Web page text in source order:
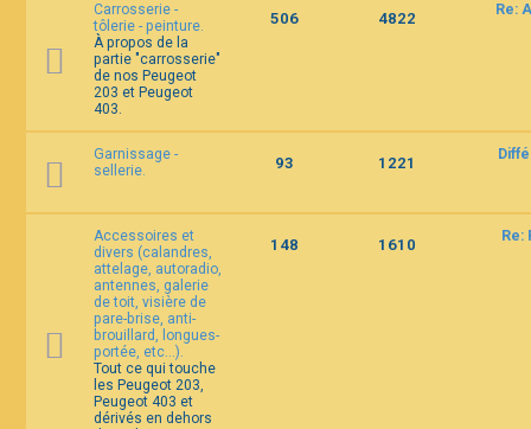
Carrosserie -
tôlerie - peinture.
À propos de la
partie "carrosserie"
de nos Peugeot
203 et Peugeot
403.
506 4822 Re:
Garnissage -
sellerie.
93 1221
Accessoires et
divers (calandres,
attelage, autoradio,
antennes, galerie
de toit, visière de
pare-brise, anti-
brouillard, longues-
portée, etc...).
Tout ce qui touche
les Peugeot 203,
Peugeot 403 et
dérivés en dehors
148 1610 Re: